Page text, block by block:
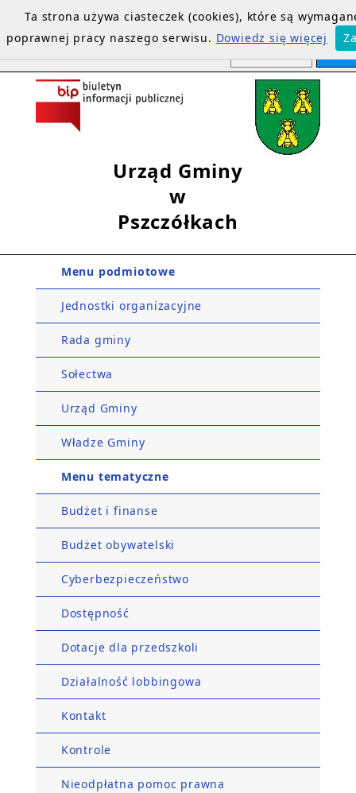
Urząd Gminy
w
Pszczółkach
Menu podmiotowe
Jednostki organizacyjne
Rada gminy
Sołectwa
Urząd Gminy
Władze Gminy
Menu tematyczne
Budżet i finanse
Budżet obywatelski
Cyberbezpieczeństwo
Dostępność
Dotacje dla przedszkoli
Działalność lobbingowa
Kontakt
Kontrole
Nieodpłatna pomoc prawna
Ta strona używa ciasteczek (cookies), które są
poprawnej pracy naszego serwisu. Dowiedz się więcej